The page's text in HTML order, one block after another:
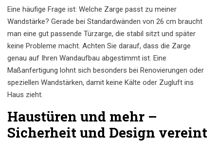
Eine häufige Frage ist: Welche Zarge passt zu meiner
Wandstärke? Gerade bei Standardwänden von 26 cm braucht
man eine gut passende Türzarge, die stabil sitzt und später
keine Probleme macht. Achten Sie darauf, dass die Zarge
genau auf Ihren Wandaufbau abgestimmt ist. Eine
Maßanfertigung lohnt sich besonders bei Renovierungen oder
speziellen Wandstärken, damit keine Kälte oder Zugluft ins
Haus zieht.
Haustüren und mehr –
Sicherheit und Design vereint